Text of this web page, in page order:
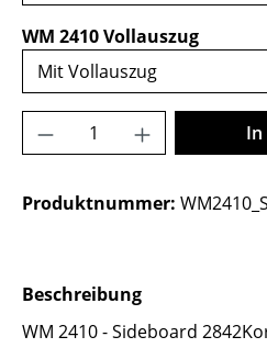
WM 2410 Vollauszug
Produkt Anzahl:
Produktnummer:
Beschreibung
WM 2410 - Sideboard